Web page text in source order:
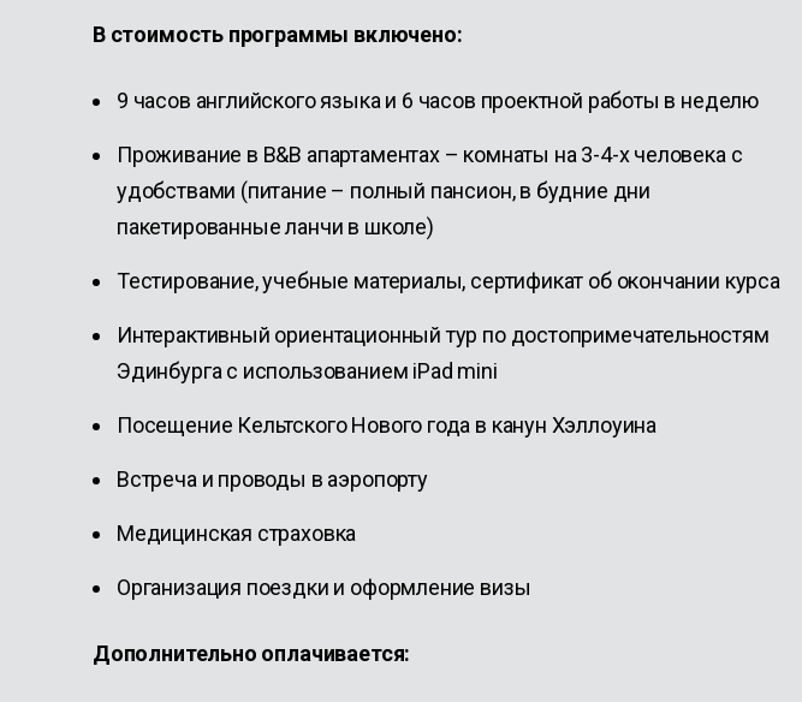
В стоимость программы включено:
9 часов английского языка и 6 часов проектной работы в неделю
Проживание в B&B апартаментах – комнаты на 3-4-х человека с
удобствами (питание – полный пансион, в будние дни
пакетированные ланчи в школе)
Тестирование, учебные материалы, сертификат об окончании курса
Интерактивный ориентационный тур по достопримечательностям
Эдинбурга с использованием iPad mini
Посещение Кельтского Нового года в канун Хэллоуина
Встреча и проводы в аэропорту
Медицинская страховка
Организация поездки и оформление визы
Дополнительно оплачивается: